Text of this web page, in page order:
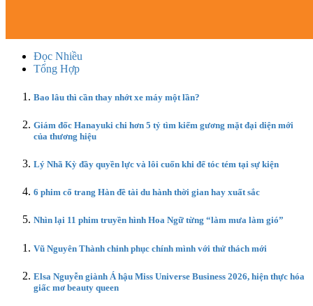
Đọc Nhiều
Tổng Hợp
Bao lâu thì cần thay nhớt xe máy một lần?
Giám đốc Hanayuki chi hơn 5 tỷ tìm kiếm gương mặt đại diện mới
của thương hiệu
Lý Nhã Kỳ đầy quyền lực và lôi cuốn khi để tóc tém tại sự kiện
6 phim cổ trang Hàn đề tài du hành thời gian hay xuất sắc
Nhìn lại 11 phim truyền hình Hoa Ngữ từng “làm mưa làm gió”
Vũ Nguyên Thành chinh phục chính mình với thử thách mới
Elsa Nguyễn giành Á hậu Miss Universe Business 2026, hiện thực hóa
giấc mơ beauty queen